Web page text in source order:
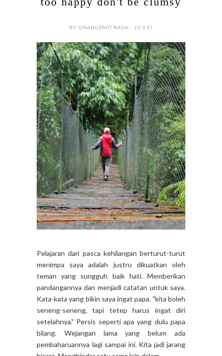
BY ORANGEMITRADA - 22.3.17
Pelajaran dari pasca kehilangan berturut-turut
menimpa saya adalah justru dikuatkan oleh
teman yang sungguh baik hati. Memberikan
pandangannya dan menjadi catatan untuk saya.
Kata-kata yang bikin saya ingat papa. "kita boleh
seneng-seneng, tapi tetep harus ingat diri
setelahnya." Persis seperti apa yang dulu papa
bilang. Wejangan lama yang belum ada
pembaharuannya lagi sampai ini. Kita jadi jarang